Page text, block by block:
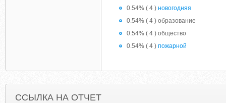
0.54% ( 4 ) новогодняя
0.54% ( 4 ) образование
0.54% ( 4 ) общество
0.54% ( 4 ) пожарной
ССЫЛКА НА ОТЧЕТ